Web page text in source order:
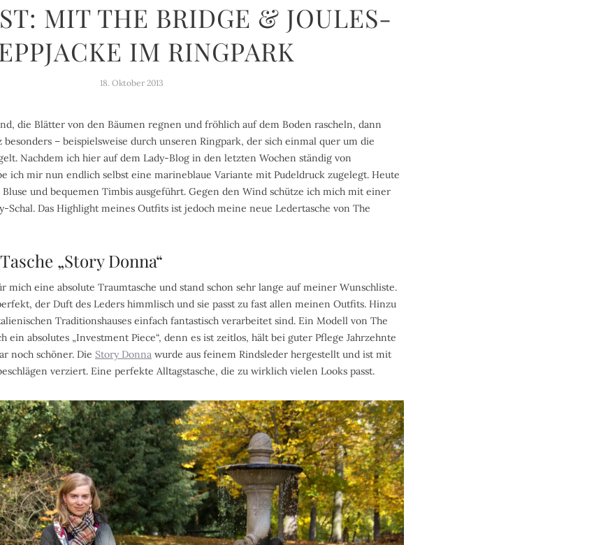
MIT THE BRIDGE & JOULES-
IM RINGPARK
18. Oktober 2013
die Blätter von den Bäumen regnen und fröhlich auf dem Boden rascheln, dann
– beispielsweise durch unseren Ringpark, der sich einmal quer um die
Nachdem ich hier auf dem Lady-Blog in den letzten Wochen ständig von
ich mir nun endlich selbst eine marineblaue Variante mit Pudeldruck zugelegt. Heute
Bluse und bequemen Timbis ausgeführt. Gegen den Wind schütze ich mich mit einer
Schal. Das Highlight meines Outfits ist jedoch meine neue Ledertasche von The
„Story Donna“
mich eine absolute Traumtasche und stand schon sehr lange auf meiner Wunschliste.
der Duft des Leders himmlisch und sie passt zu fast allen meinen Outfits. Hinzu
Traditionshauses einfach fantastisch verarbeitet sind. Ein Modell von The
ein absolutes „Investment Piece“, denn es ist zeitlos, hält bei guter Pflege Jahrzehnte
noch schöner. Die Story Donna wurde aus feinem Rindsleder hergestellt und ist mit
verziert. Eine perfekte Alltagstasche, die zu wirklich vielen Looks passt.